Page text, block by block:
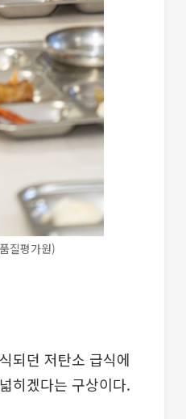
질평가원)
되던 저탄소 급식에
히겠다는 구상이다.